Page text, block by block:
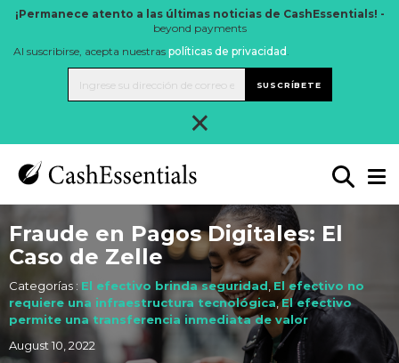
¡Permanece atento a las últimas noticias de CashEssentials! -
beyond payments
Al suscribirse, acepta nuestras políticas de privacidad .
SUSCRÍBETE
×
Fraude en Pagos Digitales: El
Caso de Zelle
Categorías : El efectivo brinda seguridad,El efectivo no
requiere una infraestructura tecnológica,El efectivo
permite una transferencia inmediata de valor
August 10, 2022